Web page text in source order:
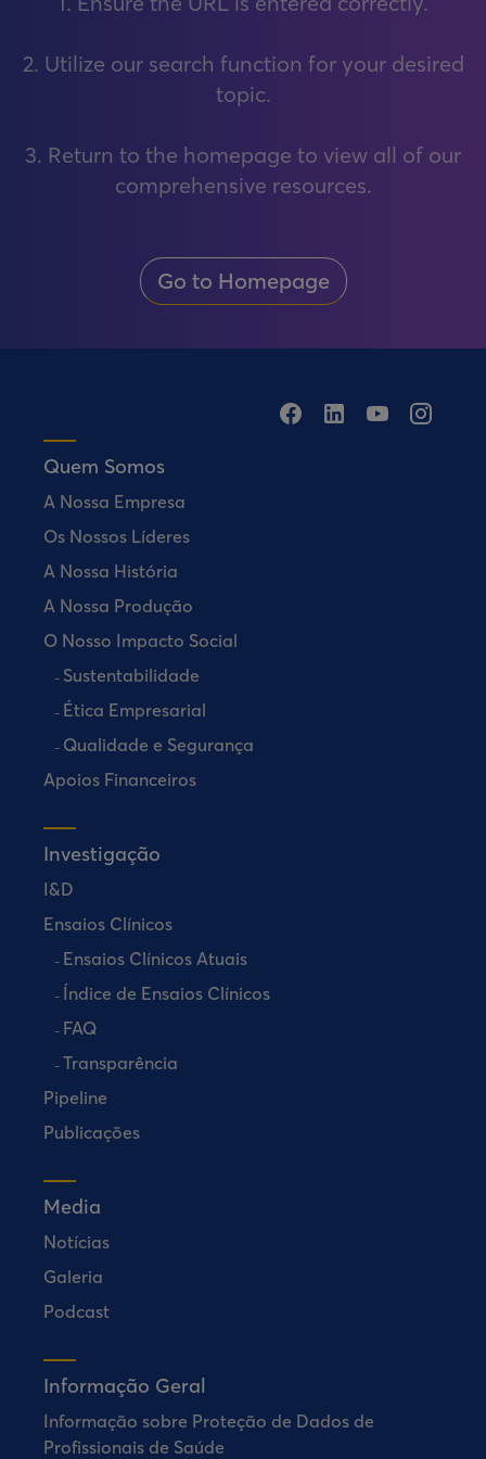
2. Utilize our search function for your desired
topic.
3. Return to the homepage to view all of our
comprehensive resources.
Go to Homepage
Quem Somos
A Nossa Empresa
Os Nossos Líderes
A Nossa História
A Nossa Produção
O Nosso Impacto Social
Sustentabilidade
Ética Empresarial
Qualidade e Segurança
Apoios Financeiros
Investigação
I&D
Ensaios Clínicos
Ensaios Clínicos Atuais
Índice de Ensaios Clínicos
FAQ
Transparência
Pipeline
Publicações
Media
Notícias
Galeria
Podcast
Informação Geral
Informação sobre Proteção de Dados de
Profissionais de Saúde